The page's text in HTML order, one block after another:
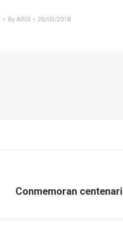
By ARCI 26/03/2018
Next
Conmemoran